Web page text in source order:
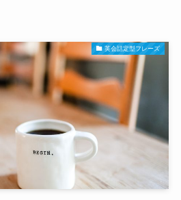
英会話定型フレーズ